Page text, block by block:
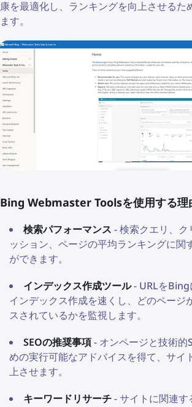
康を最適化し、ランキングを向上させるた
ます。
Bing Webmaster Toolsを使用する理
検索パフォーマンス - 検索クエリ、ク
ッション、ページの平均ランキングに関
ができます。
インデックス作成ツール- URLをBing
インデックス作成を速くし、どのページ
スされているかを監視します。
SEOの推奨事項- オンページと技術的
めの実行可能なアドバイスを得て、サイ
上させます。
キーワードリサーチ- サイトに関連